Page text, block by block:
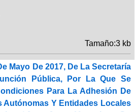
Tamaño:3 kb
Mayo De 2017, De La Secretaría
Pública, Por La Que Se
Para La Adhesión De
Autónomas Y Entidades Locales